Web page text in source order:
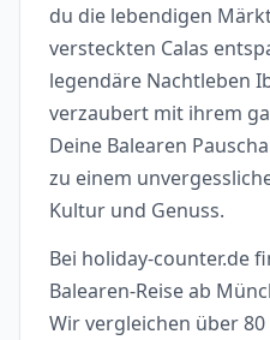
du die lebendigen
versteckten Calas
legendäre Nachtleben
verzaubert mit ihrem
Deine Balearen
zu einem
Kultur und Genuss.
Bei holiday-counter.de
Balearen-Reise ab
Wir vergleichen über